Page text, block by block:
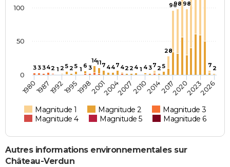
33342 1 25 25 1 6 3
14117 447 42 2 4 1 437 25
28
969898
7 2
Magnitude 1 Magnitude 2
Magnitude 3
Magnitude 4
Magnitude 5 Magnitude 6
19801987199219951998200120042007201020142017202020232026
0
50
100
Autres informations environnementales sur
Château-Verdun